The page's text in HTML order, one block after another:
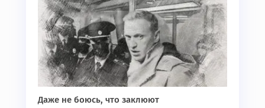
Даже не боюсь, что заклюют